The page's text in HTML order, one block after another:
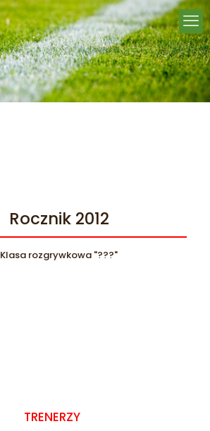
Rocznik 2012
Klasa rozgrywkowa "???"
TRENERZY